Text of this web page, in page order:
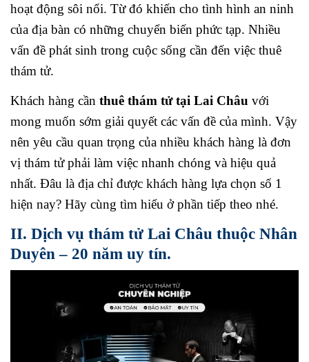
hoạt động sôi nổi. Từ đó khiến cho tình hình an ninh
của địa bàn có những chuyển biến phức tạp. Nhiều
vấn đề phát sinh trong cuộc sống cần đến việc thuê
thám tử.
Khách hàng cần thuê thám tử tại Lai Châu với
mong muốn sớm giải quyết các vấn đề của mình. Vậy
nên yêu cầu quan trọng của nhiều khách hàng là đơn
vị thám tử phải làm việc nhanh chóng và hiệu quả
nhất. Đâu là địa chỉ được khách hàng lựa chọn số 1
hiện nay? Hãy cùng tìm hiểu ở phần tiếp theo nhé.
II. Dịch vụ thám tử Lai Châu thuộc Nhân
Duyên – 20 năm uy tín.